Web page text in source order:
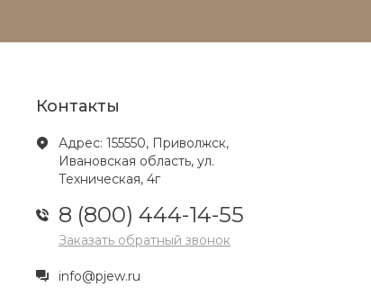
Контакты
Адрес: 155550, Приволжск,
Ивановская область, ул.
Техническая, 4г
8 (800) 444-14-55
Заказать обратный звонок
info@pjew.ru